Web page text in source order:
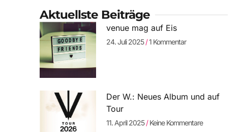
Aktuellste Beiträge
venue mag auf Eis
24. Juli 2025 1 Kommentar
Der W.: Neues Album und auf
Tour
11. April 2025 Keine Kommentare